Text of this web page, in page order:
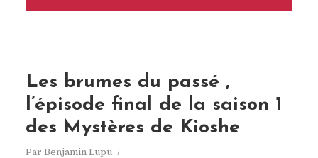
Les brumes du passé ,
l’épisode final de la saison 1
des Mystères de Kioshe
Par Benjamin Lupu